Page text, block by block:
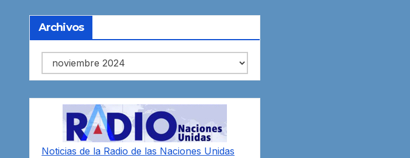
Archivos
Archivos
Noticias de la Radio de las Naciones Unidas